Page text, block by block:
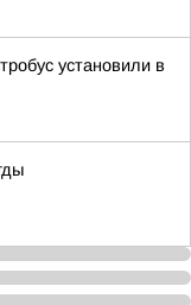
установили в